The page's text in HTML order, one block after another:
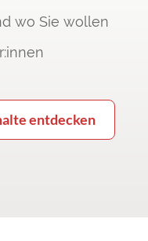
wo Sie wollen
entdecken